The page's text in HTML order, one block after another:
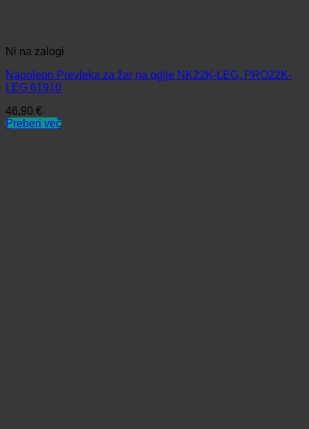
Ni na zalogi
Napoleon Prevleka za žar na oglje NK22K-LEG, PRO22K-
LEG 61910
46,90 €
Preberi več